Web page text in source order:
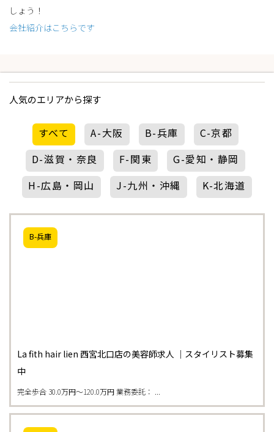
しょう！
会社紹介はこちらです
人気のエリアから探す
すべて A-大阪 B-兵庫 C-京都
D-滋賀・奈良 F-関東 G-愛知・静岡
H-広島・岡山 J-九州・沖縄 K-北海道
B-兵庫
La fith hair lien 西宮北口店の美容師求人 ｜スタイリスト募集
中
完全歩合 30.0万円〜120.0万円 業務委託： ...